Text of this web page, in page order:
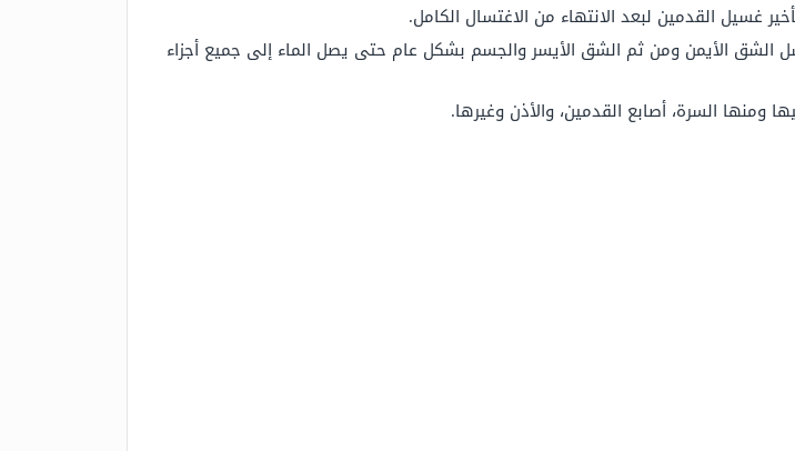
غسيل القدمين لبعد الانتهاء من الاغتسال الكامل.
الأيمن ومن ثم الشق الأيسر والجسم بشكل عام حتى يصل الماء إلى جميع أجزاء
السرة، أصابع القدمين، والأذن وغيرها.